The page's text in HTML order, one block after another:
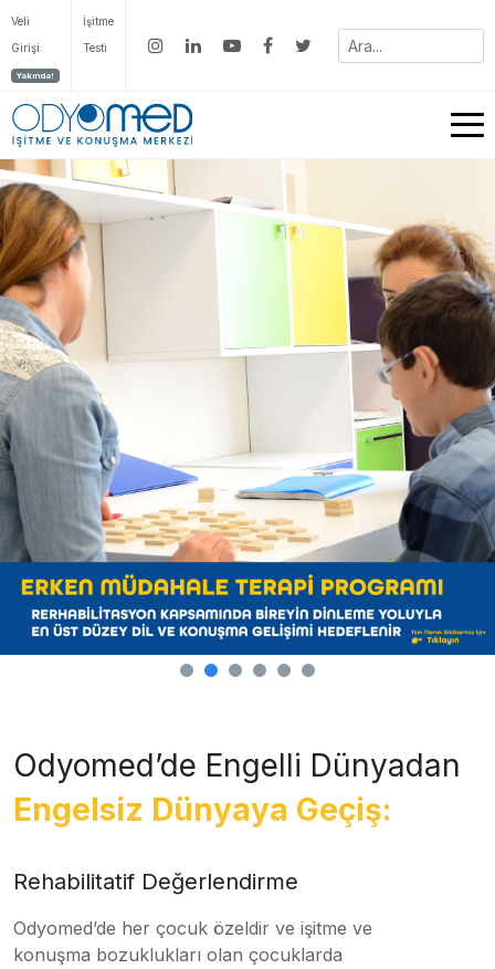
Veli
Girişi
Yakında!
İşitme
Testi
Odyomed’de Engelli Dünyadan
Engelsiz Dünyaya Geçiş:
Rehabilitatif Değerlendirme
Odyomed’de her çocuk özeldir ve işitme ve
konuşma bozuklukları olan çocuklarda